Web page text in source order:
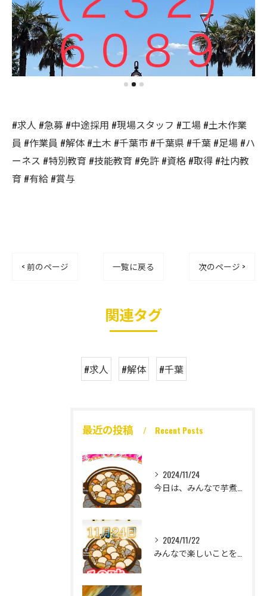
#求人 #急募 #中途採用 #現場スタッフ #工場 #土木作業
員 #作業員 #解体 #土木 #千葉市 #千葉県 #千葉 #足場 #ハ
ーネス #特別教育 #技能教育 #免許 #資格 #取得 #社内教
育 #有給 #賞与
< 前のページ 一覧に戻る 次のページ >
関連タグ
#求人 #解体 #千葉
最近の投稿 Recent Posts
2024/11/24
2024/11/22